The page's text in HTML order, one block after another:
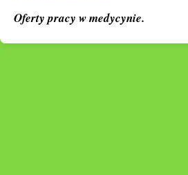
Oferty pracy w medycynie.